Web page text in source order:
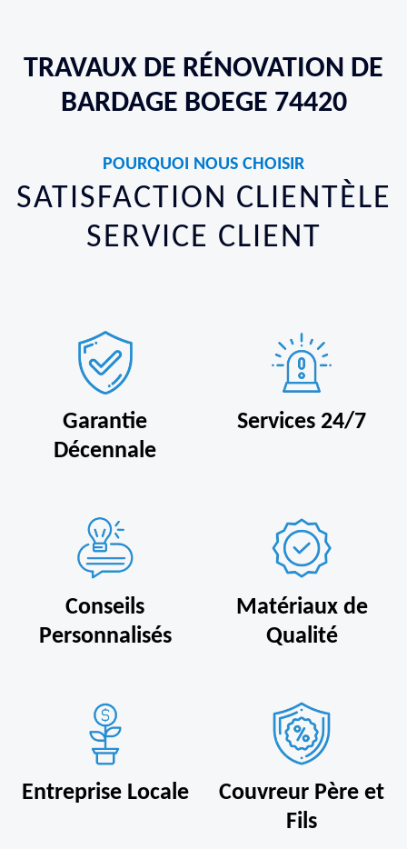
TRAVAUX DE RÉNOVATION DE
BARDAGE BOEGE 74420
POURQUOI NOUS CHOISIR
SATISFACTION CLIENTÈLE
SERVICE CLIENT
Garantie
Décennale
Services 24/7
Conseils
Personnalisés
Matériaux de
Qualité
Entreprise Locale
Couvreur Père et
Fils